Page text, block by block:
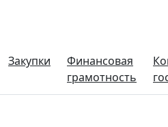
Закупки
Финансовая
грамотность